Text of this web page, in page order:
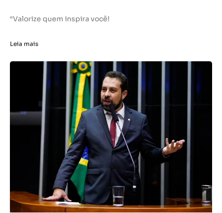
“Valorize quem inspira você!
Leia mais